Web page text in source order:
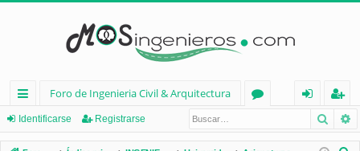
nl
ac
Foro de Ingenieria Civil & Arquitectura
os
nt
eg
ist
Identificarse Registrarse